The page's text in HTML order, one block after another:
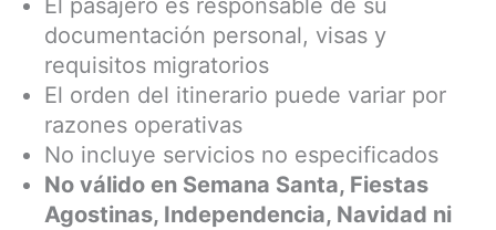
El pasajero es responsable de su
documentación personal, visas y
requisitos migratorios
El orden del itinerario puede variar por
razones operativas
No incluye servicios no especificados
No válido en Semana Santa, Fiestas
Agostinas, Independencia, Navidad ni